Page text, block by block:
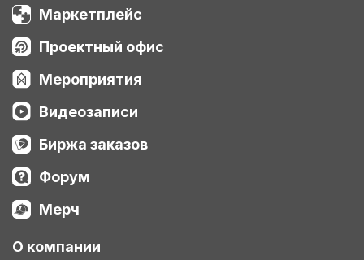
Маркетплейс
Проектный офис
Мероприятия
Видеозаписи
Биржа заказов
Форум
Мерч
О компании